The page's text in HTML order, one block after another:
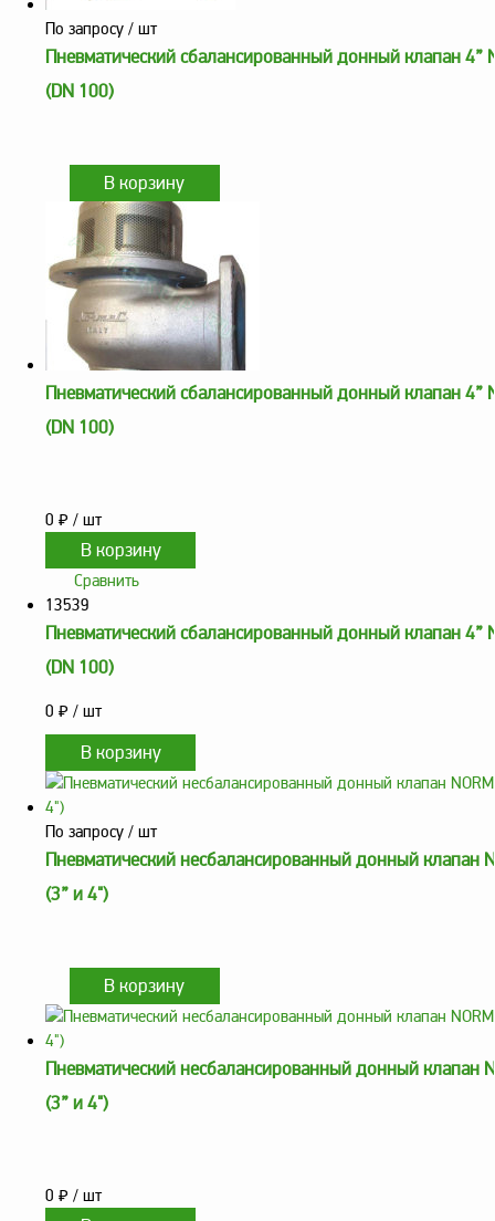
ТОПАЗ
Пульты управления,
контроллеры
Краны раздаточные,
з/ч и комплектующие
Резервуарное
оборудование
Запорная арматура
Насосы и насосные
агрегаты
Устройства слива и
налива
Метрологическое
оборудование
Рукава, шланги и
техпластина МБС
арматура
Устройства
заземления
автоцистерн и
комплектующие
Продукция НПП
СЕНСОР
оборудование
Аналоги запасных
частей из Артамида
ОБОРУДОВАНИЕ
БЕНЗОВОЗОВ И
МИНИ АЗС
По запросу / шт
Пневматический сбалансированный донный клапан 4”
(DN 100)
Пневматический сбалансированный донный клапан 4”
(DN 100)
0 ₽ / шт
Сравнить
13539
Пневматический сбалансированный донный клапан 4”
(DN 100)
0 ₽ / шт
По запросу / шт
Пневматический несбалансированный донный клапан
(3” и 4")
Пневматический несбалансированный донный клапан
(3” и 4")
0 ₽ / шт